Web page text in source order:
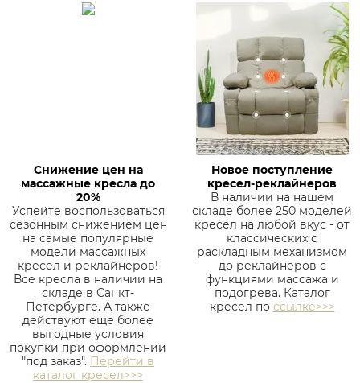
Снижение цен на
массажные кресла до
20%
Успейте воспользоваться
сезонным снижением цен
на самые популярные
модели массажных
кресел и реклайнеров!
Все кресла в наличии на
складе в Санкт-
Петербурге. А также
действуют еще более
выгодные условия
покупки при оформлении
"под заказ". Перейти в
каталог кресел>>>
Новое поступление
кресел-реклайнеров
В наличии на нашем
складе более 250 моделей
кресел на любой вкус - от
классических с
раскладным механизмом
до реклайнеров с
функциями массажа и
подогрева. Каталог
кресел по ссылке>>>